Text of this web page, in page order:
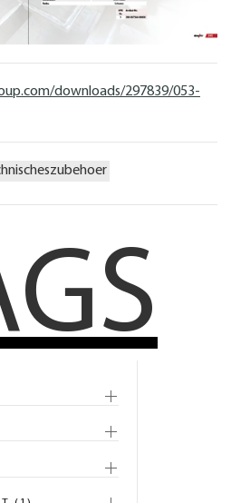
downloads/297839/053-